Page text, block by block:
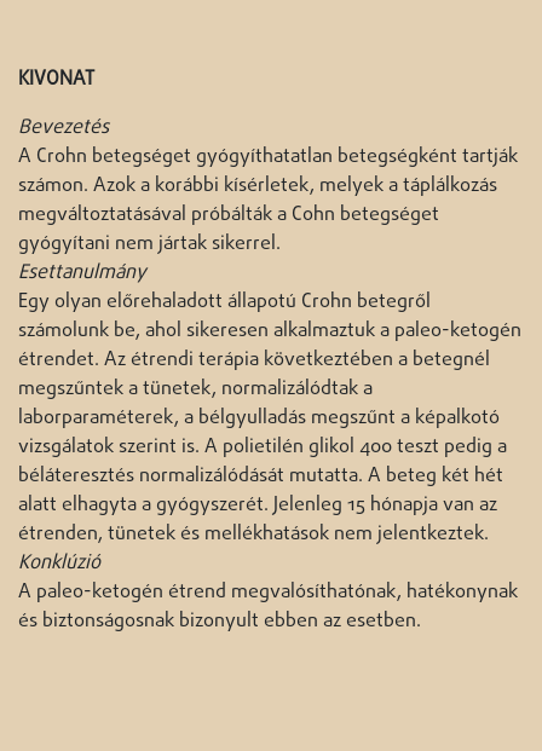
KIVONAT
Bevezetés
A Crohn betegséget gyógyíthatatlan betegségként tartják
számon. Azok a korábbi kísérletek, melyek a táplálkozás
megváltoztatásával próbálták a Cohn betegséget
gyógyítani nem jártak sikerrel.
Esettanulmány
Egy olyan előrehaladott állapotú Crohn betegről
számolunk be, ahol sikeresen alkalmaztuk a paleo-ketogén
étrendet. Az étrendi terápia következtében a betegnél
megszűntek a tünetek, normalizálódtak a
laborparaméterek, a bélgyulladás megszűnt a képalkotó
vizsgálatok szerint is. A polietilén glikol 400 teszt pedig a
béláteresztés normalizálódását mutatta. A beteg két hét
alatt elhagyta a gyógyszerét. Jelenleg 15 hónapja van az
étrenden, tünetek és mellékhatások nem jelentkeztek.
Konklúzió
A paleo-ketogén étrend megvalósíthatónak, hatékonynak
és biztonságosnak bizonyult ebben az esetben.